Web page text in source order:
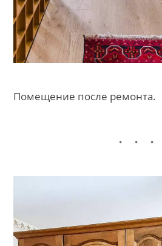
Помещение после ремонта.